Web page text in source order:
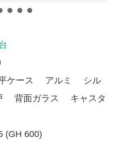
ケース アルミ シル
背面ガラス キャスタ
(GH 600)